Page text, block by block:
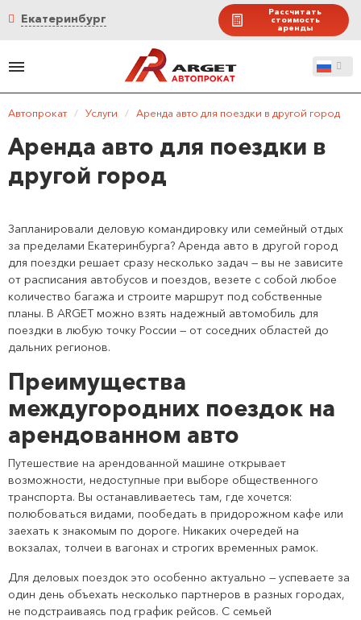
Екатеринбург Рассчитать
стоимость
аренды
Автопрокат / Услуги / Аренда авто для поездки в другой город
Аренда авто для поездки в
другой город
Запланировали деловую командировку или семейный отдых
за пределами Екатеринбурга? Аренда авто в другой город
для поездки решает сразу несколько задач — вы не зависите
от расписания автобусов и поездов, везете с собой любое
количество багажа и строите маршрут под собственные
планы. В ARGET можно взять надежный автомобиль для
поездки в любую точку России — от соседних областей до
дальних регионов.
Преимущества
междугородних поездок на
арендованном авто
Путешествие на арендованной машине открывает
возможности, недоступные при выборе общественного
транспорта. Вы останавливаетесь там, где хочется:
полюбоваться видами, пообедать в придорожном кафе или
заехать к знакомым по дороге. Никаких очередей на
вокзалах, толчеи в вагонах и строгих временных рамок.
Для деловых поездок это особенно актуально — успеваете за
один день объехать несколько партнеров в разных городах,
не подстраиваясь под график рейсов. С семьей